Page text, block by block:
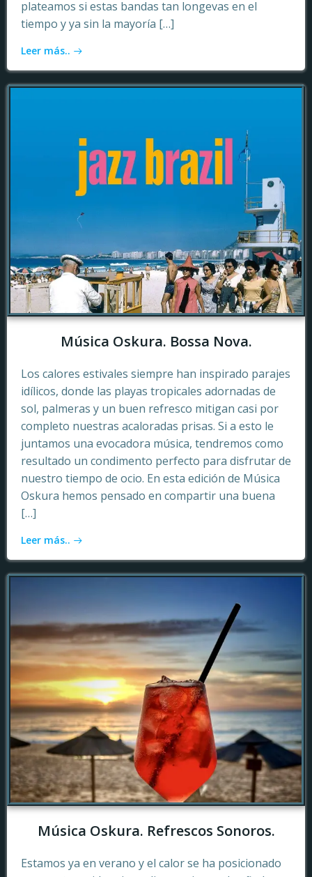
plateamos si estas bandas tan longevas en el
tiempo y ya sin la mayoría […]
Leer más..
Música Oskura. Bossa Nova.
Los calores estivales siempre han inspirado parajes
idílicos, donde las playas tropicales adornadas de
sol, palmeras y un buen refresco mitigan casi por
completo nuestras acaloradas prisas. Si a esto le
juntamos una evocadora música, tendremos como
resultado un condimento perfecto para disfrutar de
nuestro tiempo de ocio. En esta edición de Música
Oskura hemos pensado en compartir una buena
[…]
Leer más..
Música Oskura. Refrescos Sonoros.
Estamos ya en verano y el calor se ha posicionado